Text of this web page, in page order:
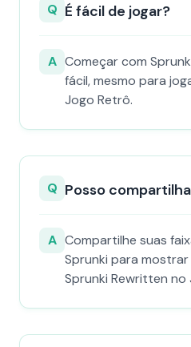
Q É fácil de jogar?
A Começar com
fácil, mesmo para
Jogo Retrô.
Q Posso
A Compartilhe suas
Sprunki para
Sprunki Rewritten no